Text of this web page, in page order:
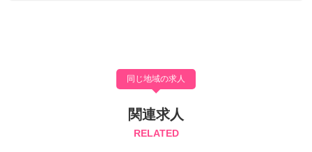
同じ地域の求人
関連求人
RELATED